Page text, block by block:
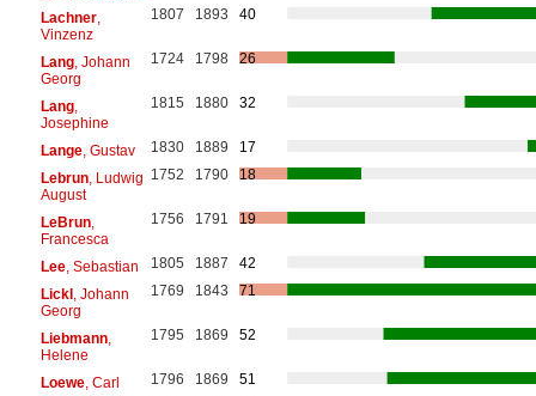
Lachner,
Vinzenz
1807 1893 40
Lang, Johann
Georg
1724 1798 26
Lang,
Josephine
1815 1880 32
Lange, Gustav 1830 1889
17
Lebrun, Ludwig
August
1752 1790 18
LeBrun,
Francesca
1756 1791 19
Lee, Sebastian 1805 1887
42
Lickl, Johann
Georg
1769 1843 71
Liebmann,
Helene
1795 1869 52
Loewe, Carl 1796 1869
51